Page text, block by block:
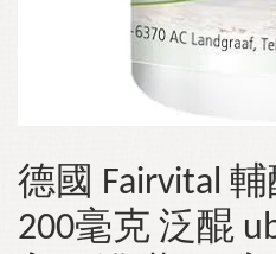
德國 Fairvital
200毫克 泛醌